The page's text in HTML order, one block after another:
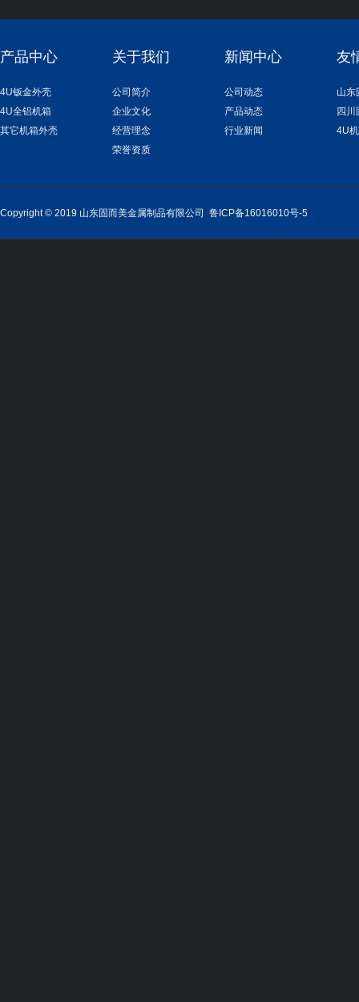
产品中心
4U钣金外壳
4U全铝机箱
其它机箱外壳
关于我们
公司简介
企业文化
经营理念
荣誉资质
新闻中心
公司动态
产品动态
行业新闻
友
山东
四川
4U
Copyright © 2019 山东固而美金属制品有限公司 鲁ICP备16016010号-5